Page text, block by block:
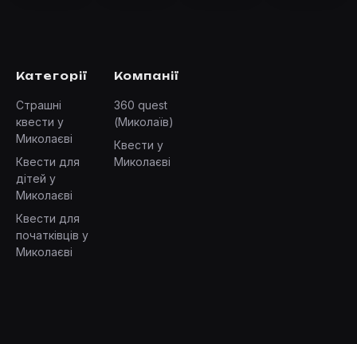
Категорії
Страшні
квести у
Миколаєві
Квести для
дітей у
Миколаєві
Квести для
початківців у
Миколаєві
Компанії
360 quest
(Миколаїв)
Квести у
Миколаєві